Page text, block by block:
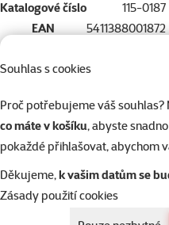
Souhlas s cookies
Proč potřebujeme váš
co máte v košíku, abyste
pokaždé přihlašovat, abychom
Děkujeme,k vašim datům se
Zásady použití cookies
Katalogové číslo
115-0187
EAN
5411388001872